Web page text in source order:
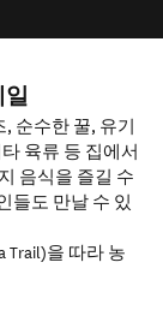
순수한 꿀, 유기
육류 등 집에서
음식을 즐길 수
들도 만날 수 있
Trail)을 따라 농